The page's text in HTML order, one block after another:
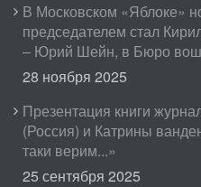
В Московском «Яблоке»
председателем стал
– Юрий Шейн, в Бюро
28 ноября 2025
Презентация книги
(Россия) и Катрины
таки верим...»
25 сентября 2025